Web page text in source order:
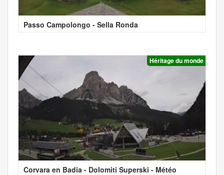
Passo Campolongo - Sella Ronda
Héritage du monde
Corvara en Badia - Dolomiti Superski - Météo